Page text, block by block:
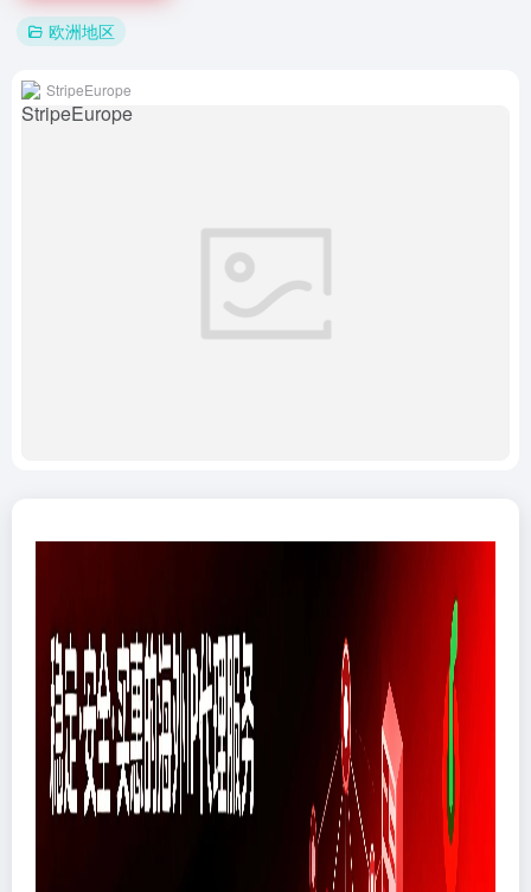
欧洲地区
StripeEurope